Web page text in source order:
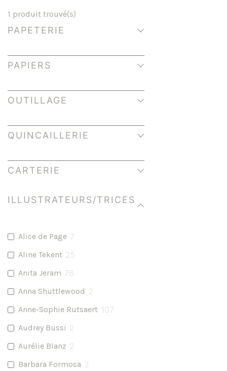
1 produit trouvé(s)
PAPETERIE
PAPIERS
OUTILLAGE
QUINCAILLERIE
CARTERIE
ILLUSTRATEURS/TRICES
Alice de Page 7
Aline Tekent 25
Anita Jeram 76
Anna Shuttlewood 2
Anne-Sophie Rutsaert 107
Audrey Bussi 2
Aurélie Blanz 2
Barbara Formosa 2